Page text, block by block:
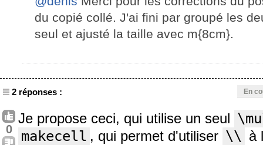
du copié collé. J'ai fini par groupé les
seul et ajusté la taille avec m{8cm}.
2 réponses : En
0
Je propose ceci, qui utilise un seul
makecell , qui permet d'utiliser \\ à